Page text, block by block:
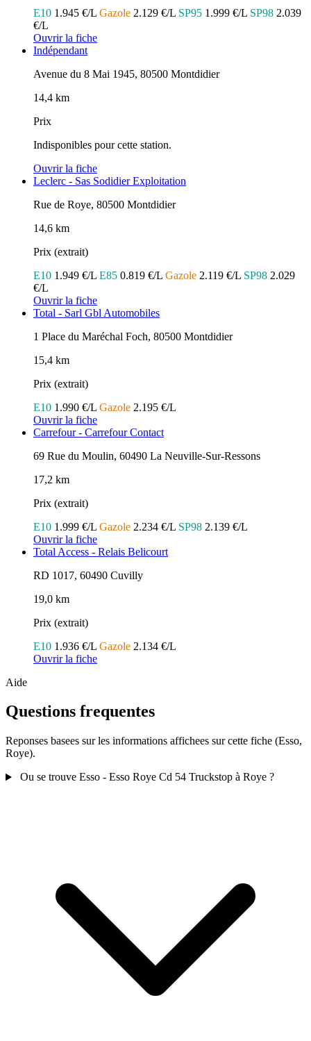
E10 1.945 €/L Gazole 2.129 €/L SP95 1.999 €/L SP98 2.039
€/L
Ouvrir la fiche
Indépendant
Avenue du 8 Mai 1945, 80500 Montdidier
14,4 km
Prix
Indisponibles pour cette station.
Ouvrir la fiche
Leclerc - Sas Sodidier Exploitation
Rue de Roye, 80500 Montdidier
14,6 km
Prix (extrait)
E10 1.949 €/L E85 0.819 €/L Gazole 2.119 €/L SP98 2.029
€/L
Ouvrir la fiche
Total - Sarl Gbl Automobiles
1 Place du Maréchal Foch, 80500 Montdidier
15,4 km
Prix (extrait)
E10 1.990 €/L Gazole 2.195 €/L
Ouvrir la fiche
Carrefour - Carrefour Contact
69 Rue du Moulin, 60490 La Neuville-Sur-Ressons
17,2 km
Prix (extrait)
E10 1.999 €/L Gazole 2.234 €/L SP98 2.139 €/L
Ouvrir la fiche
Total Access - Relais Belicourt
RD 1017, 60490 Cuvilly
19,0 km
Prix (extrait)
E10 1.936 €/L Gazole 2.134 €/L
Ouvrir la fiche
Aide
Questions frequentes
Reponses basees sur les informations affichees sur cette fiche (Esso,
Roye).
Ou se trouve Esso - Esso Roye Cd 54 Truckstop à Roye ?